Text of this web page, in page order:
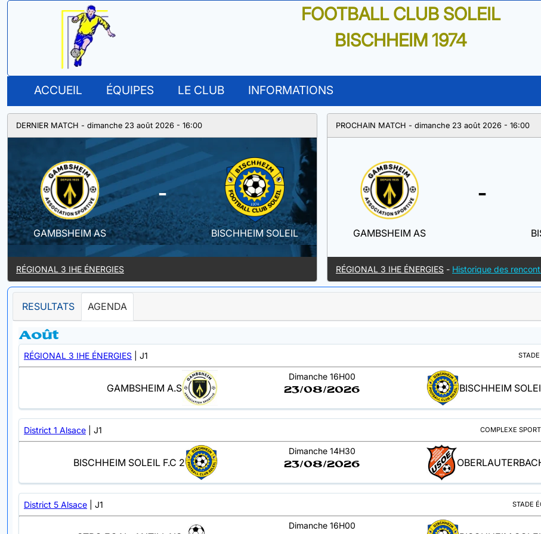
FOOTBALL CLUB SOLEIL
BISCHHEIM 1974
ACCUEIL ÉQUIPES LE CLUB INFORMATIONS
DERNIER MATCH - dimanche 23 août 2026 - 16:00
GAMBSHEIM AS
-
BISCHHEIM SOLEIL
RÉGIONAL 3 IHE ÉNERGIES
PROCHAIN MATCH - dimanche 23 août 2026 - 16:00
GAMBSHEIM AS
-
RÉGIONAL 3 IHE ÉNERGIES - Historique des
RESULTATS AGENDA
Août
RÉGIONAL 3 IHE ÉNERGIES | J1
GAMBSHEIM A.S
Dimanche 16H00
23/08/2026 BISCHHEIM
District 1 Alsace | J1 COMPLEXE
BISCHHEIM SOLEIL F.C 2
Dimanche 14H30
23/08/2026
District 5 Alsace | J1 STADE
Dimanche 16H00